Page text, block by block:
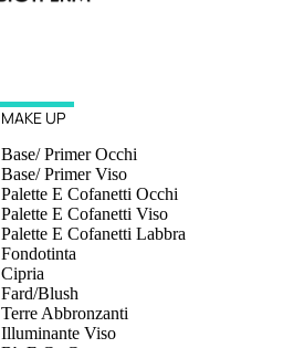
MAKE UP
Base/ Primer Occhi
Base/ Primer Viso
Palette E Cofanetti Occhi
Palette E Cofanetti Viso
Palette E Cofanetti Labbra
Fondotinta
Cipria
Fard/Blush
Terre Abbronzanti
Illuminante Viso